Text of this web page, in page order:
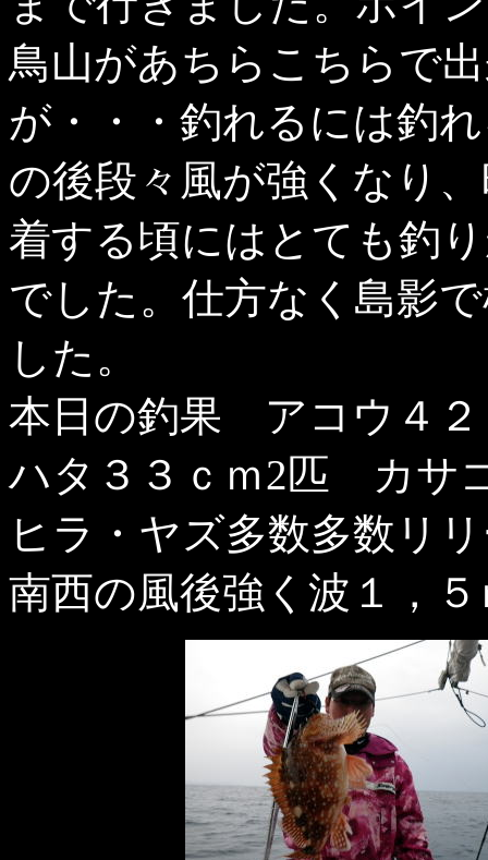
鳥山があちらこちらで
が・・・釣れるには釣
の後段々風が強くなり
着する頃にはとても釣
でした。仕方なく島影
した。
本日の釣果 アコウ４
ハタ３３ｃｍ2匹 カサ
ヒラ・ヤズ多数多数リ
南西の風後強く波１，